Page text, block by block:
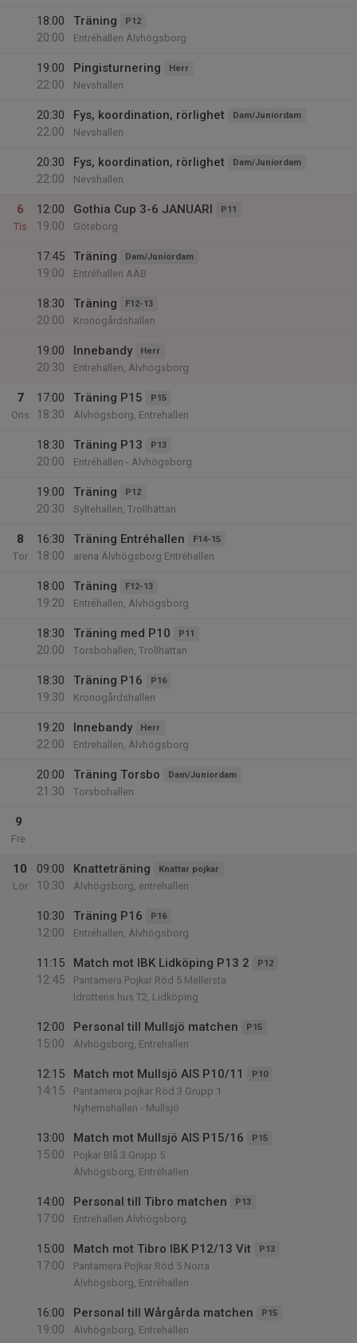
18:00
20:00
Träning P12
Entréhallen Älvhögsborg
19:00
22:00
Pingisturnering Herr
Nevshallen
20:30
22:00
Fys, koordination, rörlighet Dam/Juniordam
Nevshallen
20:30
22:00
Fys, koordination, rörlighet Dam/Juniordam
Nevshallen
6
Tis
12:00
19:00
Gothia Cup 3-6 JANUARI P11
Göteborg
17:45
19:00
Träning Dam/Juniordam
Entréhallen AÄB
18:30
20:00
Träning F12-13
Kronogårdshallen
19:00
20:30
Innebandy Herr
Entrehallen, Älvhögsborg
7
Ons
17:00
18:30
Träning P15 P15
Älvhögsborg, Entrehallen
18:30
20:00
Träning P13 P13
Entréhallen - Älvhögsborg
19:00
20:30
Träning P12
Syltehallen, Trollhättan
8
Tor
16:30
18:00
Träning Entréhallen F14-15
arena Älvhögsborg Entréhallen
18:00
19:20
Träning F12-13
Entréhallen, Älvhögsborg
18:30
20:00
Träning med P10 P11
Torsbohallen, Trollhättan
18:30
19:30
Träning P16 P16
Kronogårdshallen
19:20
22:00
Innebandy Herr
Entrehallen, Älvhögsborg
20:00
21:30
Träning Torsbo Dam/Juniordam
Torsbohallen
9
Fre
10
Lör
09:00
10:30
Knatteträning Knattar pojkar
Älvhögsborg, entrehallen
10:30
12:00
Träning P16 P16
Entréhallen, Älvhögsborg
11:15
12:45
Match mot IBK Lidköping P13 2 P12
Pantamera Pojkar Röd 5 Mellersta
Idrottens hus T2, Lidköping
12:00
15:00
Personal till Mullsjö matchen P15
Älvhögsborg, Entrehallen
12:15
14:15
Match mot Mullsjö AIS P10/11 P10
Pantamera pojkar Röd 3 Grupp 1
Nyhemshallen - Mullsjö
13:00
15:00
Match mot Mullsjö AIS P15/16 P15
Pojkar Blå 3 Grupp 5
Älvhögsborg, Entréhallen
14:00
17:00
Personal till Tibro matchen P13
Entrehallen Älvhögsborg
15:00
17:00
Match mot Tibro IBK P12/13 Vit P13
Pantamera Pojkar Röd 5 Norra
Älvhögsborg, Entréhallen
16:00
19:00
Personal till Wårgårda matchen P15
Älvhögsborg, Entrehallen